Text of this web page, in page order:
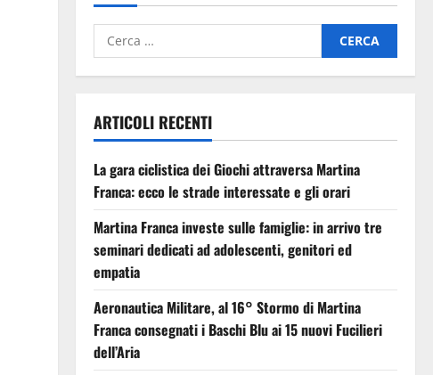
ARTICOLI RECENTI
La gara ciclistica dei Giochi attraversa Martina
Franca: ecco le strade interessate e gli orari
Martina Franca investe sulle famiglie: in arrivo tre
seminari dedicati ad adolescenti, genitori ed
empatia
Aeronautica Militare, al 16° Stormo di Martina
Franca consegnati i Baschi Blu ai 15 nuovi Fucilieri
dell’Aria